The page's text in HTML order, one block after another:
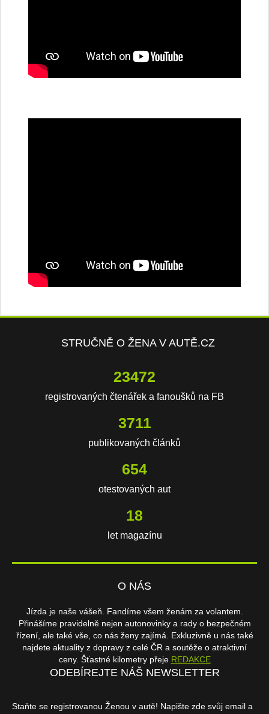
STRUČNĚ O ŽENA V AUTĚ.CZ
23472
registrovaných čtenářek a fanoušků na FB
3711
publikovaných článků
654
otestovaných aut
18
let magazínu
O NÁS
Jízda je naše vášeň. Fandíme všem ženám za volantem.
Přinášíme pravidelně nejen autonovinky a rady o bezpečném
řízení, ale také vše, co nás ženy zajímá. Exkluzivně u nás také
najdete aktuality z dopravy z celé ČR a soutěže o atraktivní
ceny. Šťastné kilometry přeje REDAKCE
ODEBÍREJTE NÁŠ NEWSLETTER
Staňte se registrovanou Ženou v autě! Napište zde svůj email a